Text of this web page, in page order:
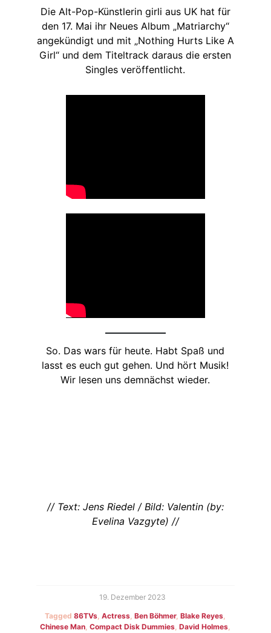
Die Alt-Pop-Künstlerin girli aus UK hat für
den 17. Mai ihr Neues Album „Matriarchy“
angekündigt und mit „Nothing Hurts Like A
Girl“ und dem Titeltrack daraus die ersten
Singles veröffentlicht.
So. Das wars für heute. Habt Spaß und
lasst es euch gut gehen. Und hört Musik!
Wir lesen uns demnächst wieder.
// Text: Jens Riedel / Bild: Valentin (by:
Evelina Vazgyte) //
19. Dezember 2023
Tagged86TVs,Actress,Ben Böhmer,Blake Reyes,
Chinese Man,Compact Disk Dummies,David Holmes,